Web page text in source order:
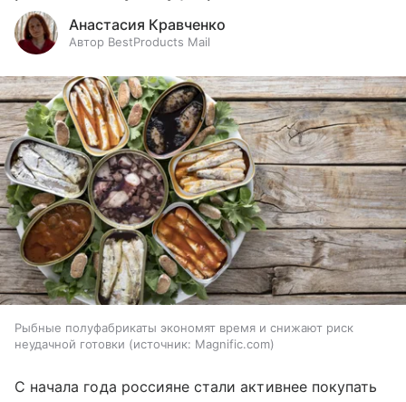
Анастасия Кравченко
Автор BestProducts Mail
Рыбные полуфабрикаты экономят время и снижают риск
неудачной готовки
источник: Magnific.com
С начала года россияне стали активнее покупать